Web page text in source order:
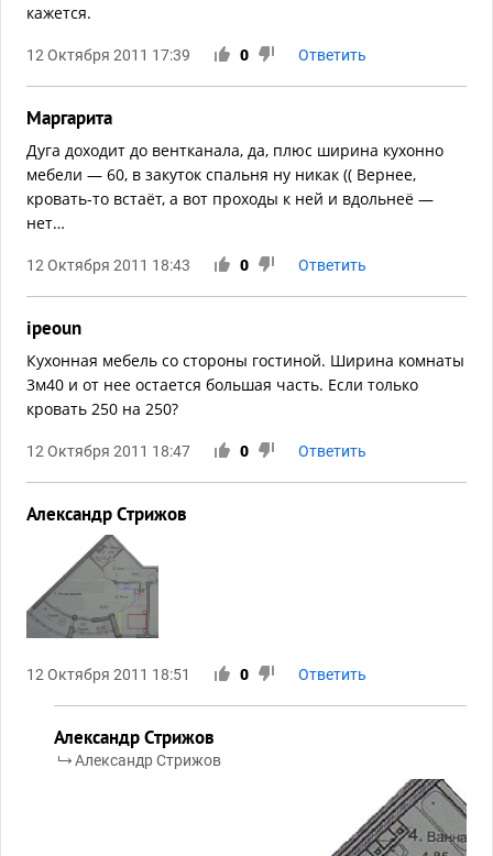
кажется.
12 Октября 2011 17:39 0 Ответить
Маргарита
Дуга доходит до вентканала, да, плюс ширина кухонно
мебели — 60, в закуток спальня ну никак (( Вернее,
кровать-то встаёт, а вот проходы к ней и вдольнеё —
нет…
12 Октября 2011 18:43 0 Ответить
ipeoun
Кухонная мебель со стороны гостиной. Ширина комнаты
3м40 и от нее остается большая часть. Если только
кровать 250 на 250?
12 Октября 2011 18:47 0 Ответить
Александр Стрижов
12 Октября 2011 18:51 0 Ответить
Александр Стрижов
Александр Стрижов